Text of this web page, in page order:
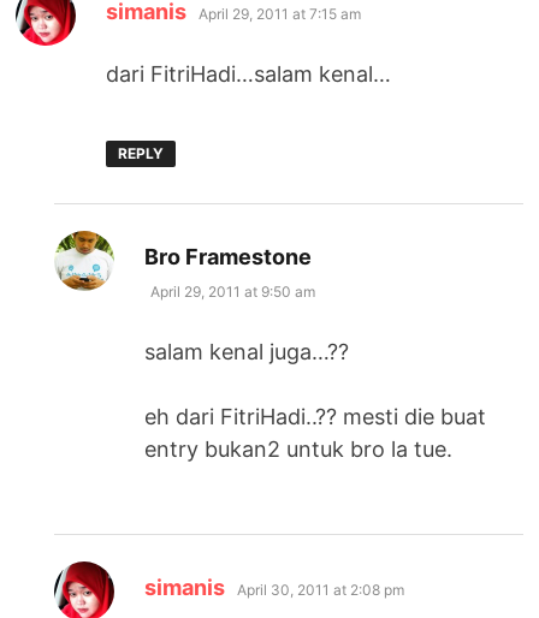
simanis April 29, 2011 at 7:15 am
dari FitriHadi…salam kenal…
REPLY
Bro Framestone
April 29, 2011 at 9:50 am
salam kenal juga…??
eh dari FitriHadi..?? mesti die buat
entry bukan2 untuk bro la tue.
simanis says:
April 30, 2011 at 2:08 pm